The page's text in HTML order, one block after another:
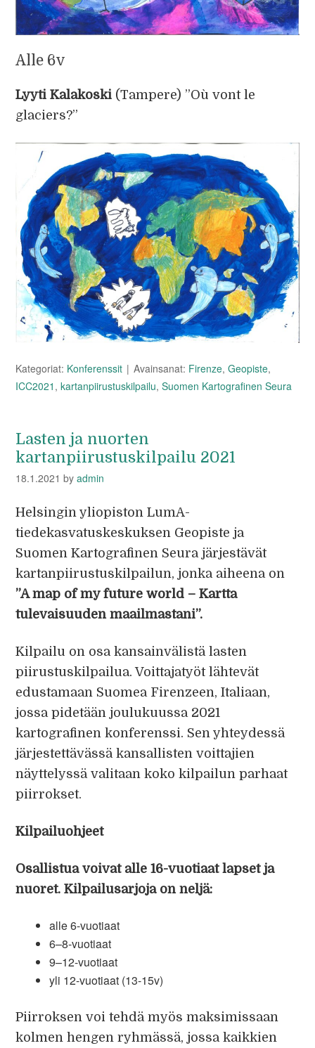
Alle 6v
Lyyti Kalakoski (Tampere) ”Où vont le
glaciers?”
Kategoriat: Konferenssit Avainsanat: Firenze,Geopiste,
ICC2021 ,kartanpiirustuskilpailu,Suomen Kartografinen Seura
Lasten ja nuorten
kartanpiirustuskilpailu 2021
18.1.2021 byadmin
Helsingin yliopiston LumA-
tiedekasvatuskeskuksen Geopiste ja
Suomen Kartografinen Seura järjestävät
kartanpiirustuskilpailun, jonka aiheena on
”A map of my future world – Kartta
tulevaisuuden maailmastani”.
Kilpailu on osa kansainvälistä lasten
piirustuskilpailua. Voittajatyöt lähtevät
edustamaan Suomea Firenzeen, Italiaan,
jossa pidetään joulukuussa 2021
kartografinen konferenssi. Sen yhteydessä
järjestettävässä kansallisten voittajien
näyttelyssä valitaan koko kilpailun parhaat
piirrokset.
Kilpailuohjeet
Osallistua voivat alle 16-vuotiaat lapset ja
nuoret. Kilpailusarjoja on neljä:
alle 6-vuotiaat
6–8-vuotiaat
9–12-vuotiaat
yli 12-vuotiaat (13-15v)
Piirroksen voi tehdä myös maksimissaan
kolmen hengen ryhmässä, jossa kaikkien